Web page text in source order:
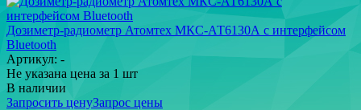
Дозиметр-радиометр Атомтех МКС-АТ6130А с интерфейсом
Bluetooth
Артикул: -
Не указана цена за 1 шт
В наличии
Запросить ценуЗапрос цены